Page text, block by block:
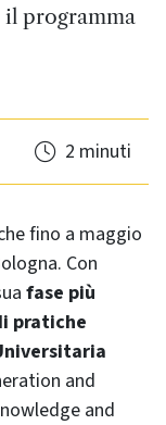
programma
2 minuti
fino a maggio
Con
fase più
pratiche
and
and